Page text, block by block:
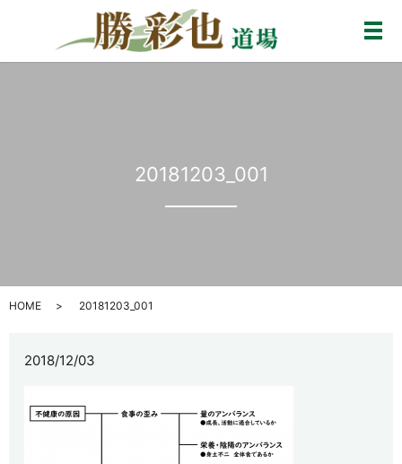
メ
20181203_001
HOME 20181203_001
2018/12/03